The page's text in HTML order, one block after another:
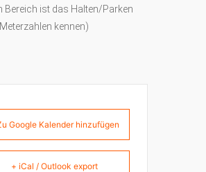
Bereich ist das Halten/Parken
kennen)
Google Kalender hinzufügen
+ iCal / Outlook export